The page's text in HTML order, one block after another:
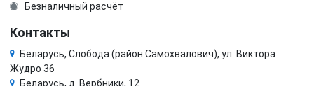
Безналичный расчёт
Контакты
Беларусь, Слобода (район Самохвалович), ул. Виктора
Жудро 36
Беларусь, д. Вербники, 12